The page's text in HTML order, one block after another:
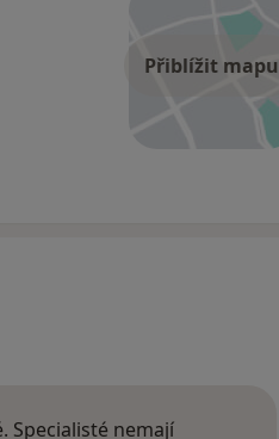
Přiblížit mapu
Specialisté nemají